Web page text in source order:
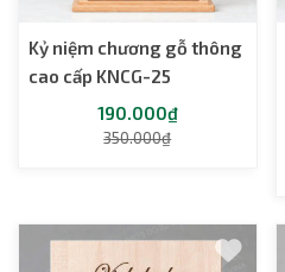
Kỷ niệm chương gỗ thông
cao cấp KNCG-25
190.000₫
350.000₫